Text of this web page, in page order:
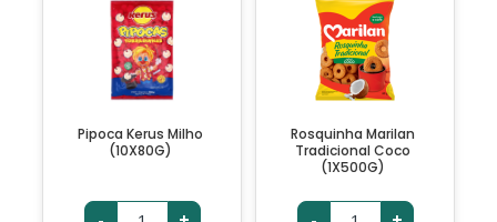
Pipoca Kerus Milho
(10X80G)
Rosquinha Marilan
Tradicional Coco
(1X500G)